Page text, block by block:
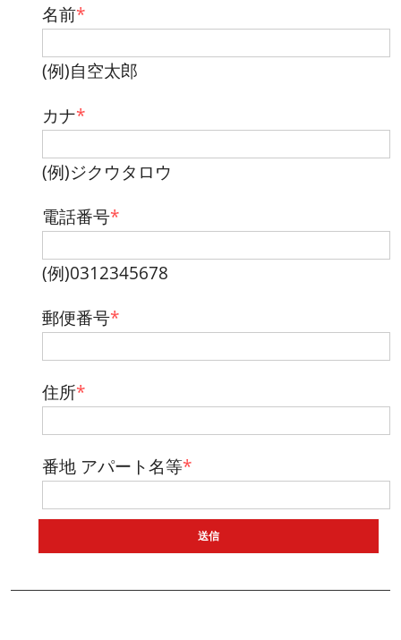
名前*
(例)自空太郎
カナ*
(例)ジクウタロウ
電話番号*
(例)0312345678
郵便番号*
住所*
番地 アパート名等*